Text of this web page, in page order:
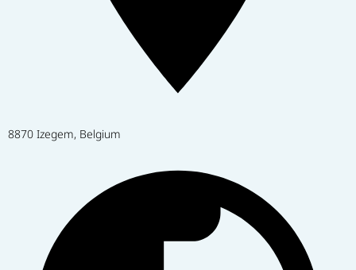
8870 Izegem, Belgium